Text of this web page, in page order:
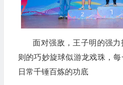
面对强敌，王子明的强力
则的巧妙旋球似游龙戏珠，
日常千锤百炼的功底